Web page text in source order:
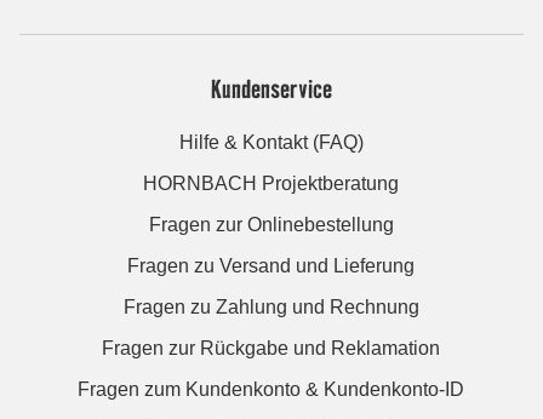
Kundenservice
Hilfe & Kontakt (FAQ)
HORNBACH Projektberatung
Fragen zur Onlinebestellung
Fragen zu Versand und Lieferung
Fragen zu Zahlung und Rechnung
Fragen zur Rückgabe und Reklamation
Fragen zum Kundenkonto & Kundenkonto-ID